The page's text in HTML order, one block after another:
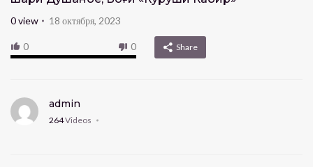
0view 18 октября, 2023
0 0 Share
admin
264Videos